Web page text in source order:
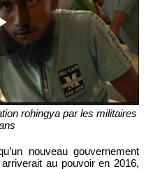
rohingya par les militaires
nouveau gouvernement
arriverait au pouvoir en 2016,